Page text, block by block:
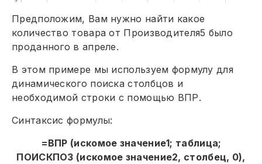
Предположим, Вам нужно найти какое
количество товара от Производителя5 было
проданного в апреле.
В этом примере мы используем формулу для
динамического поиска столбцов и
необходимой строки с помощью ВПР.
Синтаксис формулы:
=ВПР (искомое значение1; таблица;
ПОИСКПОЗ (искомое значение2, столбец, 0),